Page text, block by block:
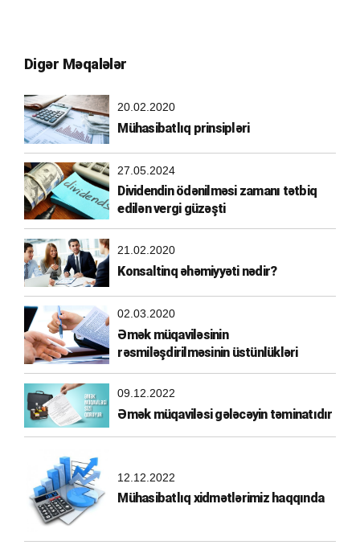
Digər Məqalələr
20.02.2020
Mühasibatlıq prinsipləri
27.05.2024
Dividendin ödənilməsi zamanı tətbiq
edilən vergi güzəşti
21.02.2020
Konsaltinq əhəmiyyəti nədir?
02.03.2020
Əmək müqaviləsinin
rəsmiləşdirilməsinin üstünlükləri
09.12.2022
Əmək müqaviləsi gələcəyin təminatıdır
12.12.2022
Mühasibatlıq xidmətlərimiz haqqında